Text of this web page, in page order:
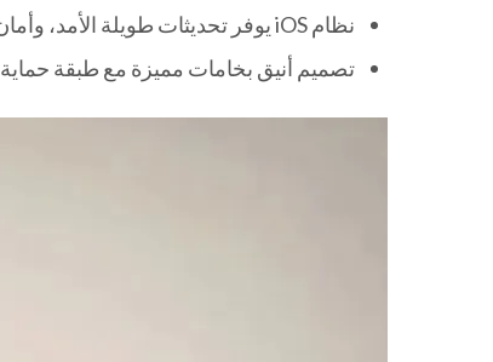
نظام iOS يوفر تحديثات طويلة الأمد، وأمان مرتفع، وتكامل قوي مع باقي أجهزة آبل مثل iPad وMac وApple Watch.
تصميم أنيق بخامات مميزة مع طبقة حماية Ceramic Shield الأقوى لمقاومة الصدمات والخدش بشكل أفضل من الأجيال الأقدم.